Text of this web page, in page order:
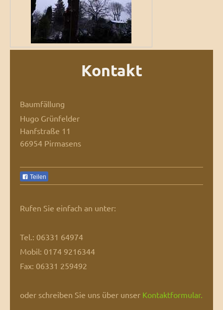
Kontakt
Baumfällung
Hugo Grünfelder
Hanfstraße 11
66954 Pirmasens
Teilen
Rufen Sie einfach an unter:
Tel.: 06331 64974
Mobil: 0174 9216344
Fax: 06331 259492
oder schreiben Sie uns über unser Kontaktformular.